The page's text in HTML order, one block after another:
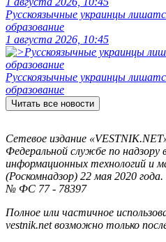
Русскоязычные украинцы
образование
1 августа 2026, 10:45
Русскоязычные украинцы
образование
Читать все новости
Сетевое издание
Федеральной службе по надзору
информационных технологий и
(Роскомнадзор) 22 мая 2020
№ ФС 77 - 78397
Полное или частичное
vestnik.net возможно только